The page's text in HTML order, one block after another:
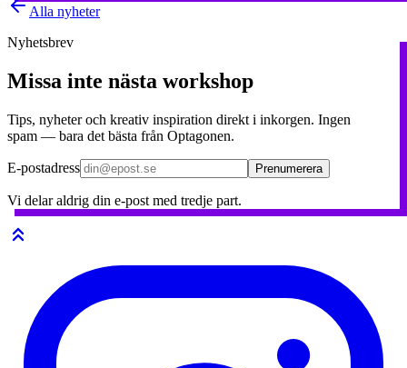
Alla nyheter
Nyhetsbrev
Missa inte nästa workshop
Tips, nyheter och kreativ inspiration direkt i inkorgen. Ingen
spam — bara det bästa från Optagonen.
E-postadress Prenumerera
Vi delar aldrig din e-post med tredje part.